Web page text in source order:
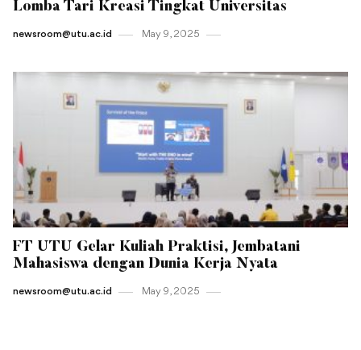
Lomba Tari Kreasi Tingkat Universitas
newsroom@utu.ac.id May 9 , 2025
FT UTU Gelar Kuliah Praktisi, Jembatani
Mahasiswa dengan Dunia Kerja Nyata
newsroom@utu.ac.id May 9 , 2025